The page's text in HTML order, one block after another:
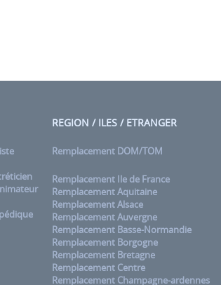
REGION / ILES / ETRANGER
Remplacement DOM/TOM
Remplacement Ile de France
Remplacement Aquitaine
Remplacement Alsace
Remplacement Auvergne
Remplacement Basse-Normandie
Remplacement Borgogne
Remplacement Bretagne
Remplacement Centre
Remplacement Champagne-ardennes